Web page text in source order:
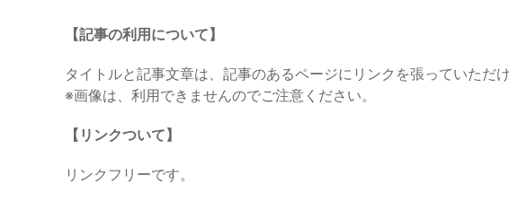
【記事の利用について】
タイトルと記事文章は、記事のあるページにリンクを張っていただ
※画像は、利用できませんのでご注意ください。
【リンクついて】
リンクフリーです。